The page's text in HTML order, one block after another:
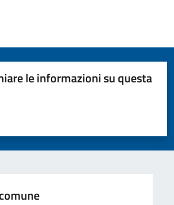
le informazioni su questa
5 stelle su 5
stelle su 5
su 5
5